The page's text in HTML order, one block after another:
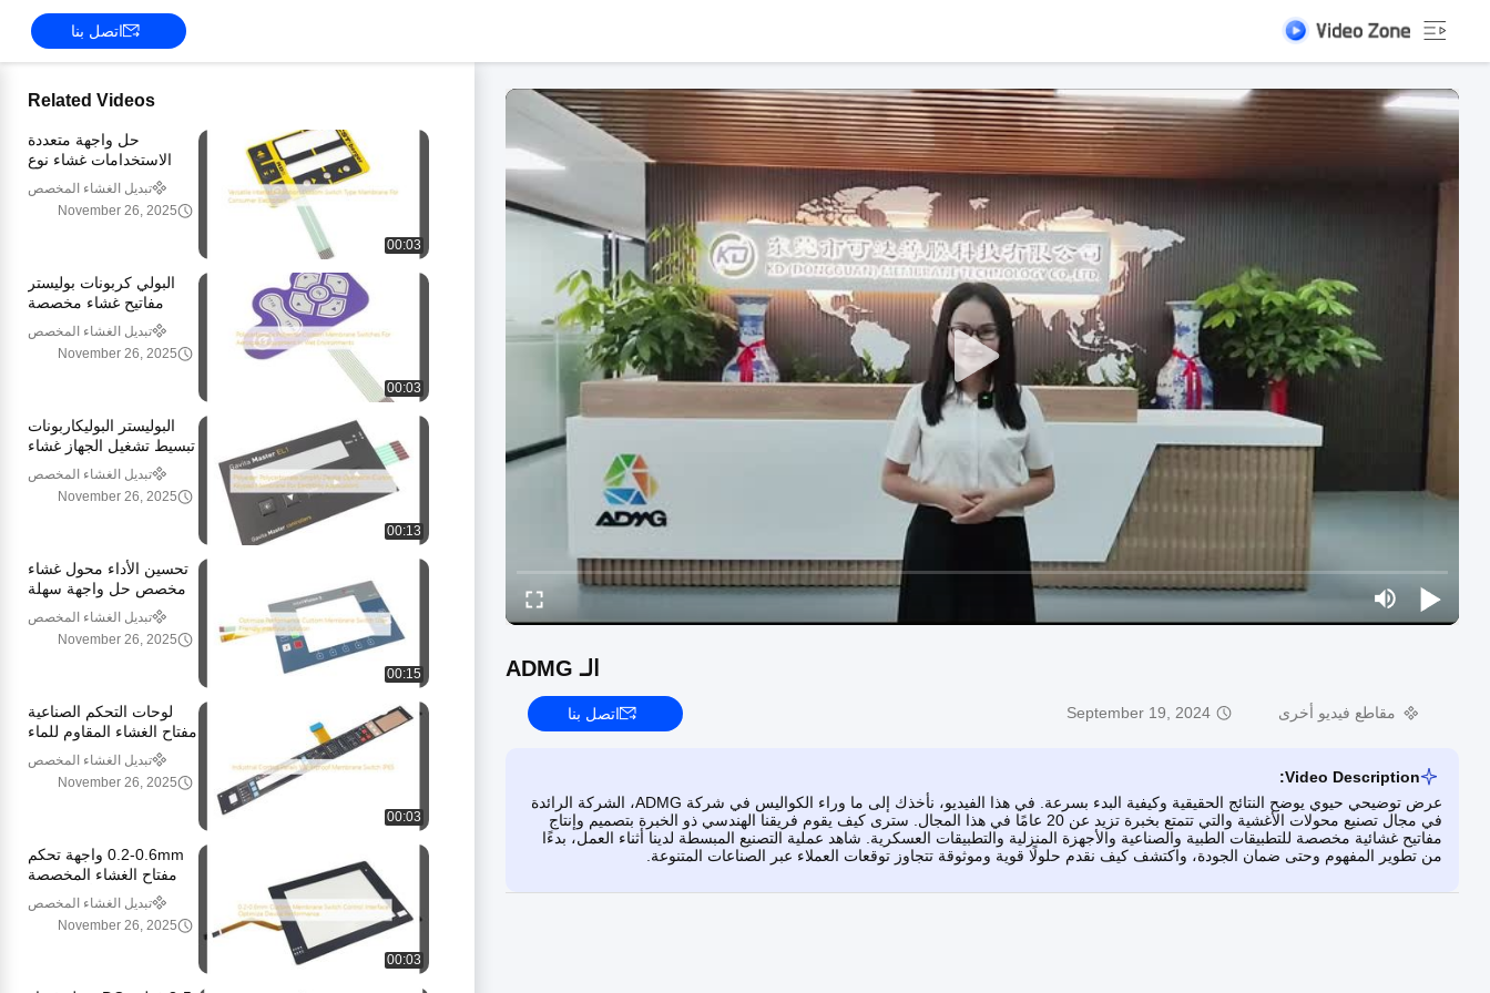
اتصل بنا
الـ ADMG
مقاطع فيديو أخرى September 19, 2024 اتصل بنا
Video Description:
عرض توضيحي حيوي يوضح النتائج الحقيقية وكيفية البدء بسرعة. في هذا الفيديو، نأخذك إلى ما وراء الكواليس في شركة ADMG، الشركة الرائدة
في مجال تصنيع محولات الأغشية والتي تتمتع بخبرة تزيد عن 20 عامًا في هذا المجال. سترى كيف يقوم فريقنا الهندسي ذو الخبرة بتصميم وإنتاج
مفاتيح غشائية مخصصة للتطبيقات الطبية والصناعية والأجهزة المنزلية والتطبيقات العسكرية. شاهد عملية التصنيع المبسطة لدينا أثناء العمل، بدءًا
من تطوير المفهوم وحتى ضمان الجودة، واكتشف كيف نقدم حلولًا قوية وموثوقة تتجاوز توقعات العملاء عبر الصناعات المتنوعة.
Related Videos
00:03
حل واجهة متعددة
الاستخدامات غشاء نوع
مفتاح مخصص لأجهزة
الكترونيات الاستهلاكية
تبديل الغشاء المخصص
November 26, 2025
00:03
البولي كربونات بوليستر
مفاتيح غشاء مخصصة
لمعدات الطيران والفضاء
في البيئات الرطبة
تبديل الغشاء المخصص
November 26, 2025
00:13
البوليستر البوليكاربونات
تبسيط تشغيل الجهاز غشاء
لوحة مفاتيح مخصصة
للتطبيقات الإلكترونية
تبديل الغشاء المخصص
November 26, 2025
00:15
تحسين الأداء محول غشاء
مخصص حل واجهة سهلة
الاستخدام
تبديل الغشاء المخصص
November 26, 2025
00:03
لوحات التحكم الصناعية
مفتاح الغشاء المقاوم للماء
تبديل الغشاء المخصص
November 26, 2025
00:03
0.2-0.6mm واجهة تحكم
مفتاح الغشاء المخصصة
تحسين أداء الجهاز
تبديل الغشاء المخصص
November 26, 2025